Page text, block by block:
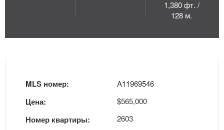
1,380 фт. /
128 м.
MLS номер:
Цена:
Номер квартиры:
A11969546
$565,000
2603